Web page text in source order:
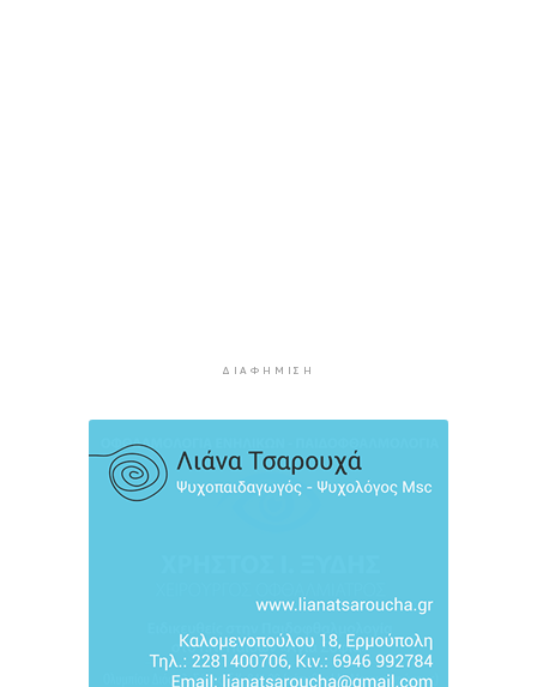
Ρούσσου στα 800μ.
5 ώρες 48 λεπτά πρίν
ΔΙΑΦΉΜΙΣΗ